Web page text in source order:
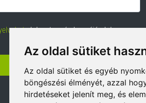
Az oldal sütiket
Az oldal sütiket és egyéb
böngészési élményét, azzal
hirdetéseket jelenít meg, és
elolvastam és hozzájárulok